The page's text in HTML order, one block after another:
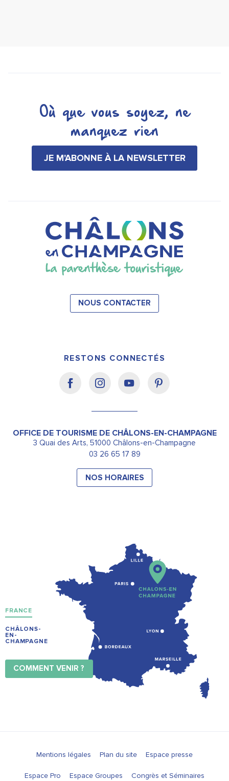
Où que vous soyez, ne
manquez rien
JE M'ABONNE À LA NEWSLETTER
NOUS CONTACTER
RESTONS CONNECTÉS
OFFICE DE TOURISME DE CHÂLONS-EN-CHAMPAGNE
3 Quai des Arts, 51000 Châlons-en-Champagne
03 26 65 17 89
NOS HORAIRES
FRANCE
CHÂLONS-
EN-
CHAMPAGNE
COMMENT VENIR ?
Mentions légales Plan du site Espace presse
Espace Pro Espace Groupes Congrès et Séminaires